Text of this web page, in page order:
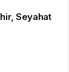
Seyahat